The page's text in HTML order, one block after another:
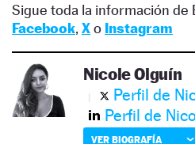
Sigue toda la información de
Facebook, Xo Instagram
Nicole Olguín
Perfil de
Perfil de
VER BIOGRAFÍA